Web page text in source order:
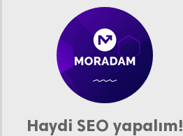
Haydi SEO yapalım!